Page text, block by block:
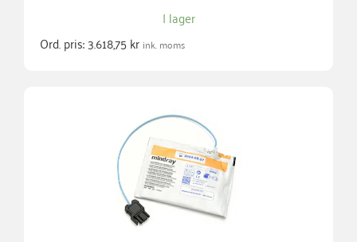
I lager
Ord. pris:3.618,75kr ink. moms